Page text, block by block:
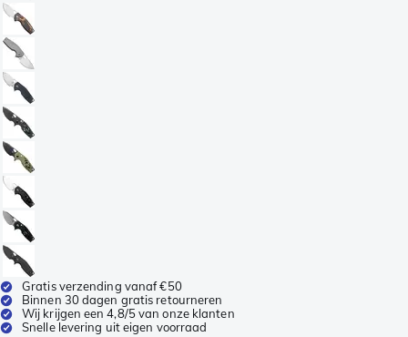
Gratis verzending vanaf €50
Binnen 30 dagen gratis retourneren
Wij krijgen een 4,8/5 van onze klanten
Snelle levering uit eigen voorraad